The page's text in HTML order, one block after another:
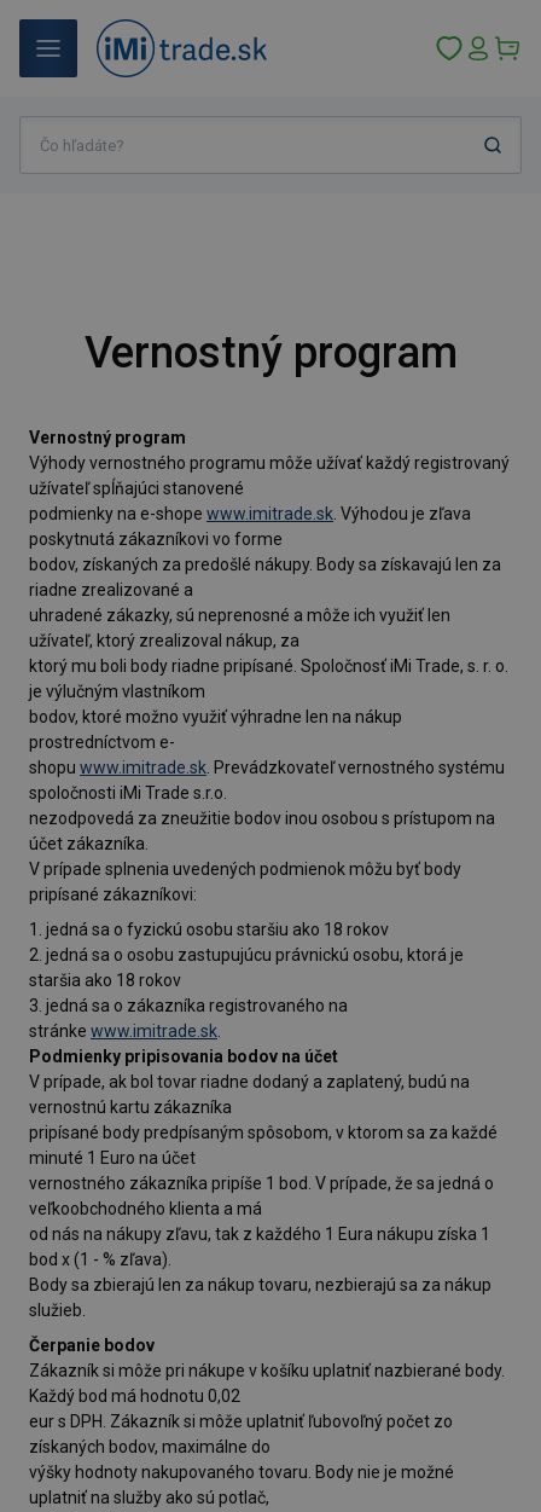
Vernostný program
Vernostný program
Výhody vernostného programu môže užívať každý registrovaný
užívateľ spĺňajúci stanovené
podmienky na e-shope www.imitrade.sk . Výhodou je zľava
poskytnutá zákazníkovi vo forme
bodov, získaných za predošlé nákupy. Body sa získavajú len za
riadne zrealizované a
uhradené zákazky, sú neprenosné a môže ich využiť len
užívateľ, ktorý zrealizoval nákup, za
ktorý mu boli body riadne pripísané. Spoločnosť iMi Trade, s. r. o.
je výlučným vlastníkom
bodov, ktoré možno využiť výhradne len na nákup
prostredníctvom e-
shopu www.imitrade.sk . Prevádzkovateľ vernostného systému
spoločnosti iMi Trade s.r.o.
nezodpovedá za zneužitie bodov inou osobou s prístupom na
účet zákazníka.
V prípade splnenia uvedených podmienok môžu byť body
pripísané zákazníkovi:
1. jedná sa o fyzickú osobu staršiu ako 18 rokov
2. jedná sa o osobu zastupujúcu právnickú osobu, ktorá je
staršia ako 18 rokov
3. jedná sa o zákazníka registrovaného na
stránke www.imitrade.sk
Podmienky pripisovania bodov na účet
V prípade, ak bol tovar riadne dodaný a zaplatený, budú na
vernostnú kartu zákazníka
pripísané body predpísaným spôsobom, v ktorom sa za každé
minuté 1 Euro na účet
vernostného zákazníka pripíše 1 bod. V prípade, že sa jedná o
veľkoobchodného klienta a má
od nás na nákupy zľavu, tak z každého 1 Eura nákupu získa 1
bod x (1 - % zľava).
Body sa zbierajú len za nákup tovaru, nezbierajú sa za nákup
služieb.
Čerpanie bodov
Zákazník si môže pri nákupe v košíku uplatniť nazbierané body.
Každý bod má hodnotu 0,02
eur s DPH. Zákazník si môže uplatniť ľubovoľný počet zo
získaných bodov, maximálne do
výšky hodnoty nakupovaného tovaru. Body nie je možné
uplatniť na služby ako sú potlač,